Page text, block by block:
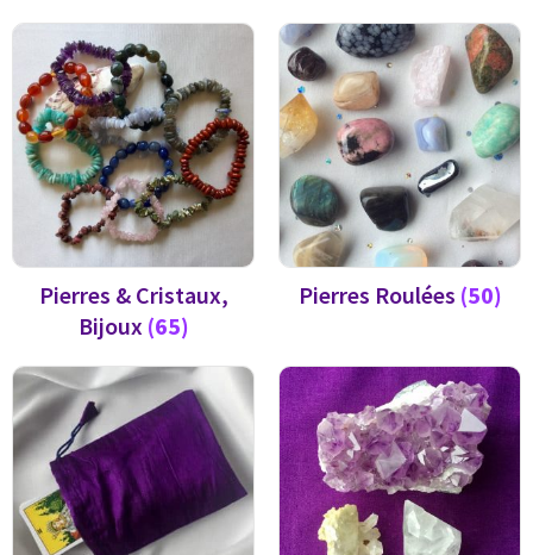
Pierres & Cristaux,
Bijoux (65)
Pierres Roulées (50)